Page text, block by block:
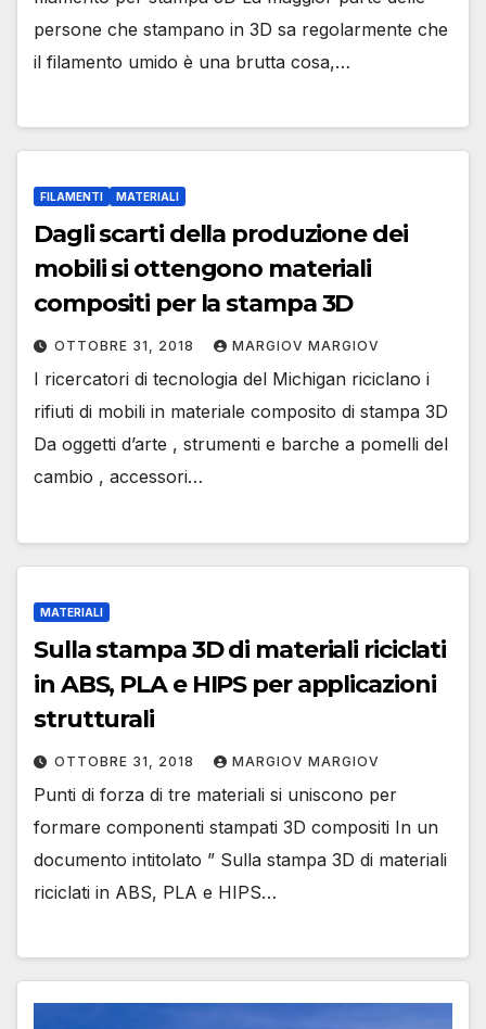
persone che stampano in 3D sa regolarmente che
il filamento umido è una brutta cosa,…
FILAMENTI MATERIALI
Dagli scarti della produzione dei
mobili si ottengono materiali
compositi per la stampa 3D
OTTOBRE 31, 2018 MARGIOV MARGIOV
I ricercatori di tecnologia del Michigan riciclano i
rifiuti di mobili in materiale composito di stampa 3D
Da oggetti d’arte , strumenti e barche a pomelli del
cambio , accessori…
MATERIALI
Sulla stampa 3D di materiali riciclati
in ABS, PLA e HIPS per applicazioni
strutturali
OTTOBRE 31, 2018 MARGIOV MARGIOV
Punti di forza di tre materiali si uniscono per
formare componenti stampati 3D compositi In un
documento intitolato ” Sulla stampa 3D di materiali
riciclati in ABS, PLA e HIPS…